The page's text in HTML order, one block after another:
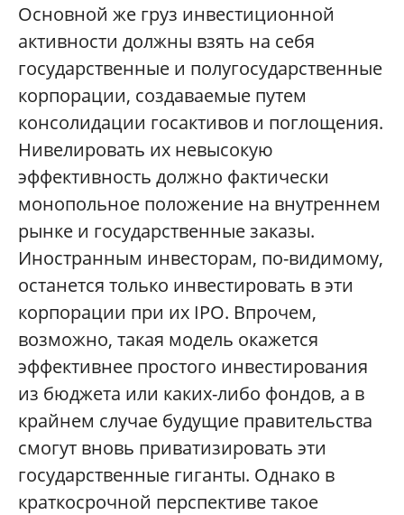
Основной же груз инвестиционной
активности должны взять на себя
государственные и полугосударственные
корпорации, создаваемые путем
консолидации госактивов и поглощения.
Нивелировать их невысокую
эффективность должно фактически
монопольное положение на внутреннем
рынке и государственные заказы.
Иностранным инвесторам, по-видимому,
останется только инвестировать в эти
корпорации при их IPO. Впрочем,
возможно, такая модель окажется
эффективнее простого инвестирования
из бюджета или каких-либо фондов, а в
крайнем случае будущие правительства
смогут вновь приватизировать эти
государственные гиганты. Однако в
краткосрочной перспективе такое